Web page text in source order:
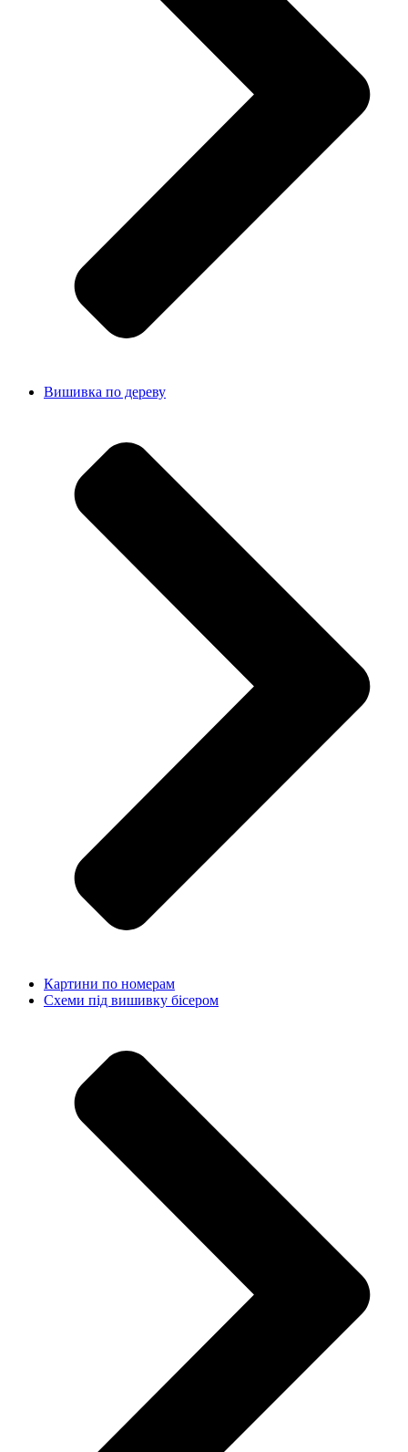
Вишивка по дереву
Картини по номерам
Схеми під вишивку бісером